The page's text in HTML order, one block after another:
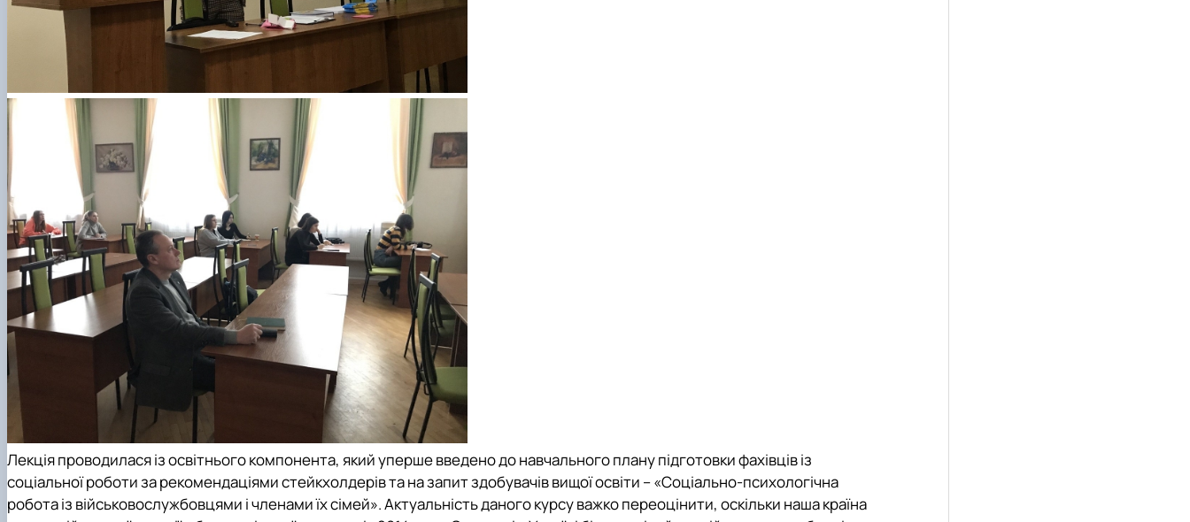
Лекція проводилася із освітнього компонента, який уперше введено до навчального плану підготовки фахівців із
соціальної роботи за рекомендаціями стейкхолдерів та на запит здобувачів вищої освіти – «Соціально-психологічна
робота із військовослужбовцями і членами їх сімей». Актуальність даного курсу важко переоцінити, оскільки наша країна